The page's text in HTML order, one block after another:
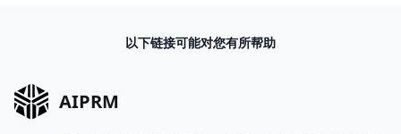
以下链接可能对您有所帮助
AIPRM